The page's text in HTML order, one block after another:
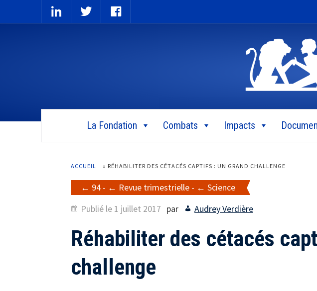
La Fondation Combats Impacts
ACCUEIL » RÉHABILITER DES CÉTACÉS CAPTIFS : UN GRAND CHALLENGE
94 - Revue trimestrielle -
Science
Publié le 1 juillet 2017 par Audrey Verdière
Réhabiliter des cétacés
challenge